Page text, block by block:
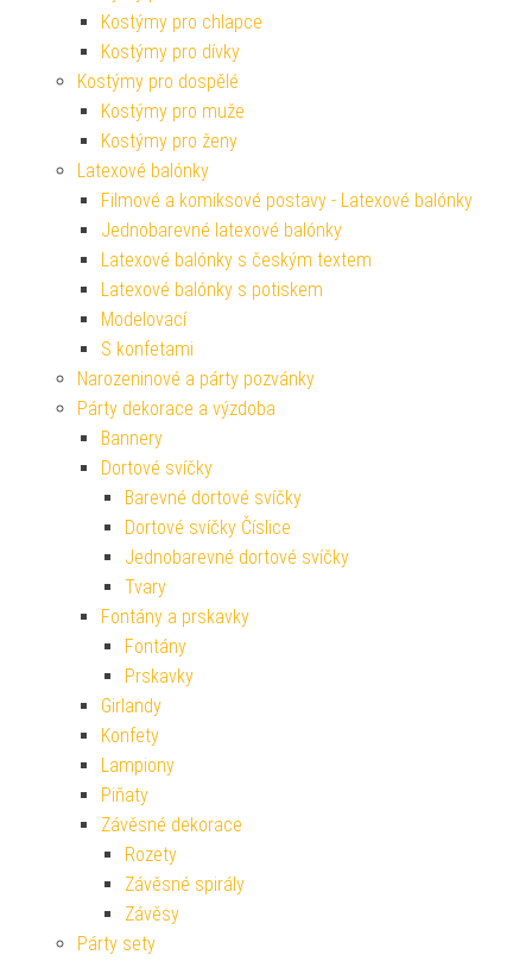
Kostýmy pro chlapce
Kostýmy pro dívky
Kostýmy pro dospělé
Kostýmy pro muže
Kostýmy pro ženy
Latexové balónky
Filmové a komiksové postavy - Latexové balónky
Jednobarevné latexové balónky
Latexové balónky s českým textem
Latexové balónky s potiskem
Modelovací
S konfetami
Narozeninové a párty pozvánky
Párty dekorace a výzdoba
Bannery
Dortové svíčky
Barevné dortové svíčky
Dortové svíčky Číslice
Jednobarevné dortové svíčky
Tvary
Fontány a prskavky
Fontány
Prskavky
Girlandy
Konfety
Lampiony
Piňaty
Závěsné dekorace
Rozety
Závěsné spirály
Závěsy
Párty sety